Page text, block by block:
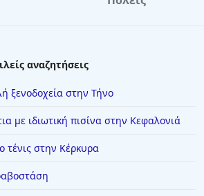
αναζητήσεις
ξενοδοχεία στην Τήνο
με ιδιωτική πισίνα στην Κεφαλονιά
τένις στην Κέρκυρα